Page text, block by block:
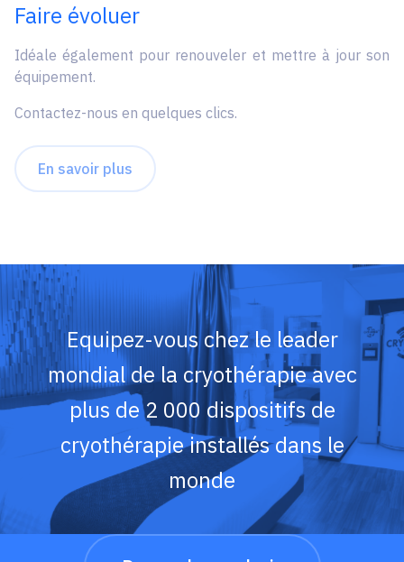
Faire évoluer
Idéale également pour renouveler et mettre à jour son
équipement.
Contactez-nous en quelques clics.
En savoir plus
Equipez-vous chez le leader
mondial de la cryothérapie avec
plus de 2 000 dispositifs de
cryothérapie installés dans le
monde